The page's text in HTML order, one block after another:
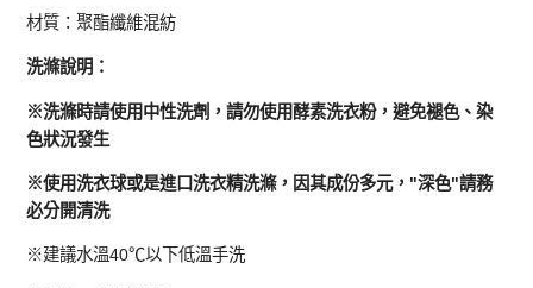
材質：聚酯纖維混紡
洗滌說明：
※洗滌時請使用中性洗劑，請勿使用酵素洗衣粉，避免褪色、染
色狀況發生
※使用洗衣球或是進口洗衣精洗滌，因其成份多元，"深色"請務
必分開清洗
※建議水溫40℃以下低溫手洗